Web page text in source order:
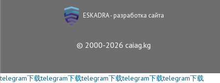
ESKADRA - разработка сайта
© 2000-2026 caiag.kg
telegram下载telegram下载telegram下载telegram下载telegram下载